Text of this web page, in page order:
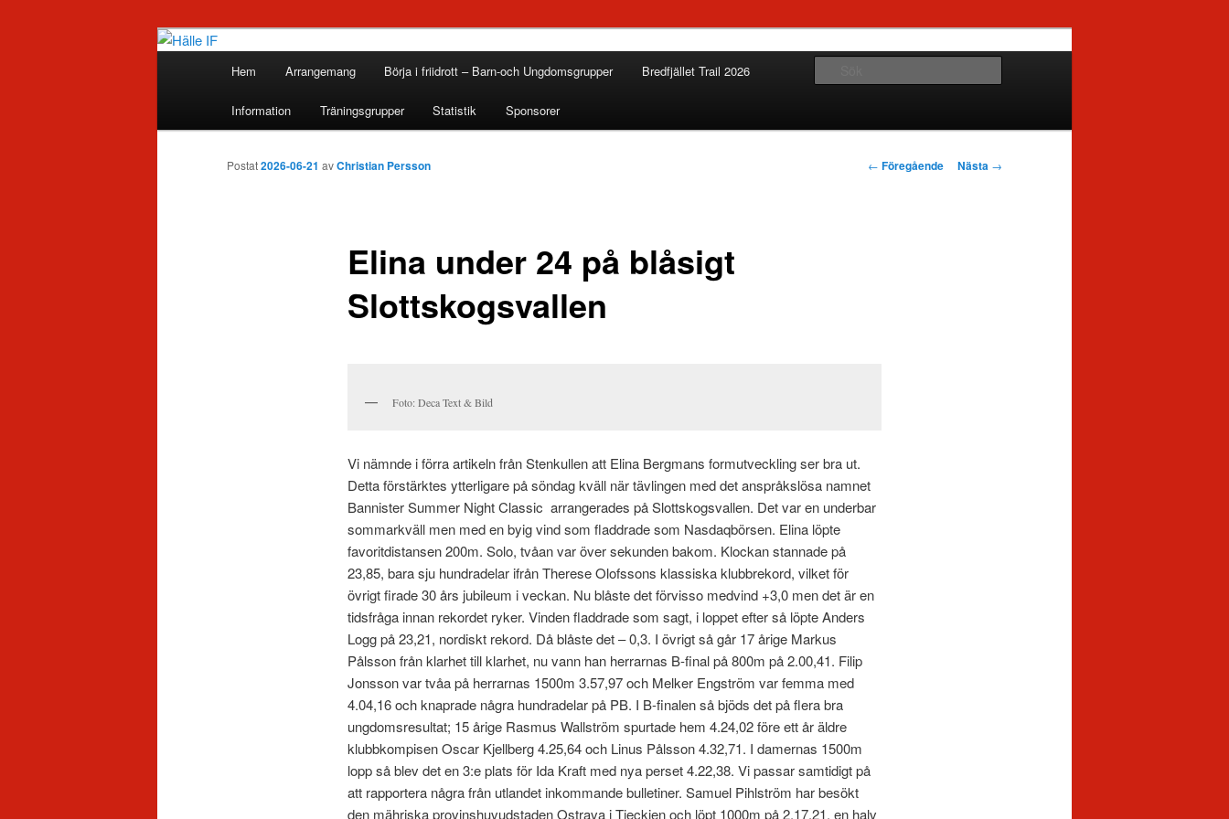
Hälle IF
Hoppa
till
huvudinnehåll
Hem Arrangemang Börja i friidrott – Barn-och Ungdomsgrupper Bredfjället Trail 2026
Information Träningsgrupper Statistik Sponsorer
Inläggsnavigering
← Föregående Nästa →
Elina under 24 på blåsigt
Slottskogsvallen
Postat2026-06-21 avChristian Persson
Foto: Deca Text & Bild
Vi nämnde i förra artikeln från Stenkullen att Elina Bergmans formutveckling ser bra ut.
Detta förstärktes ytterligare på söndag kväll när tävlingen med det anspråkslösa namnet
Bannister Summer Night Classic arrangerades på Slottskogsvallen. Det var en underbar
sommarkväll men med en byig vind som fladdrade som Nasdaqbörsen. Elina löpte
favoritdistansen 200m. Solo, tvåan var över sekunden bakom. Klockan stannade på
23,85, bara sju hundradelar ifrån Therese Olofssons klassiska klubbrekord, vilket för
övrigt firade 30 års jubileum i veckan. Nu blåste det förvisso medvind +3,0 men det är en
tidsfråga innan rekordet ryker. Vinden fladdrade som sagt, i loppet efter så löpte Anders
Logg på 23,21, nordiskt rekord. Då blåste det – 0,3. I övrigt så går 17 årige Markus
Pålsson från klarhet till klarhet, nu vann han herrarnas B-final på 800m på 2.00,41. Filip
Jonsson var tvåa på herrarnas 1500m 3.57,97 och Melker Engström var femma med
4.04,16 och knaprade några hundradelar på PB. I B-finalen så bjöds det på flera bra
ungdomsresultat; 15 årige Rasmus Wallström spurtade hem 4.24,02 före ett år äldre
klubbkompisen Oscar Kjellberg 4.25,64 och Linus Pålsson 4.32,71. I damernas 1500m
lopp så blev det en 3:e plats för Ida Kraft med nya perset 4.22,38. Vi passar samtidigt på
att rapportera några från utlandet inkommande bulletiner. Samuel Pihlström har besökt
den mähriska provinshuvudstaden Ostrava i Tjeckien och löpt 1000m på 2.17,21, en halv